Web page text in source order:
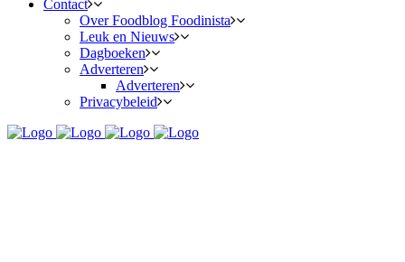
Contact
Over Foodblog Foodinista
Leuk en Nieuws
Dagboeken
Adverteren
Adverteren
Privacybeleid